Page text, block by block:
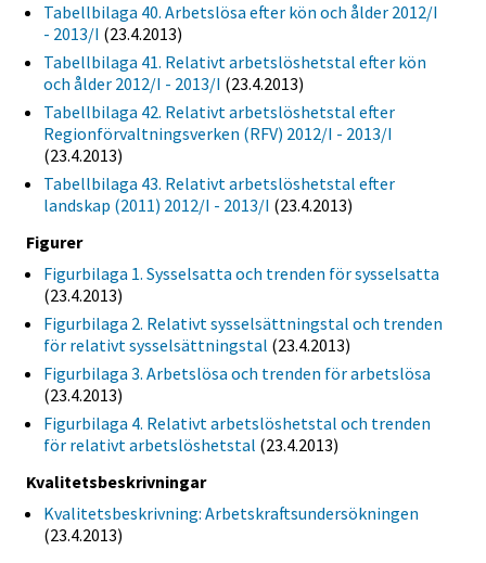
Tabellbilaga 40. Arbetslösa efter kön och ålder 2012/I
- 2013/I (23.4.2013)
Tabellbilaga 41. Relativt arbetslöshetstal efter kön
och ålder 2012/I - 2013/I (23.4.2013)
Tabellbilaga 42. Relativt arbetslöshetstal efter
Regionförvaltningsverken (RFV) 2012/I - 2013/I
(23.4.2013)
Tabellbilaga 43. Relativt arbetslöshetstal efter
landskap (2011) 2012/I - 2013/I (23.4.2013)
Figurer
Figurbilaga 1. Sysselsatta och trenden för sysselsatta
(23.4.2013)
Figurbilaga 2. Relativt sysselsättningstal och trenden
för relativt sysselsättningstal (23.4.2013)
Figurbilaga 3. Arbetslösa och trenden för arbetslösa
(23.4.2013)
Figurbilaga 4. Relativt arbetslöshetstal och trenden
för relativt arbetslöshetstal (23.4.2013)
Kvalitetsbeskrivningar
Kvalitetsbeskrivning: Arbetskraftsundersökningen
(23.4.2013)